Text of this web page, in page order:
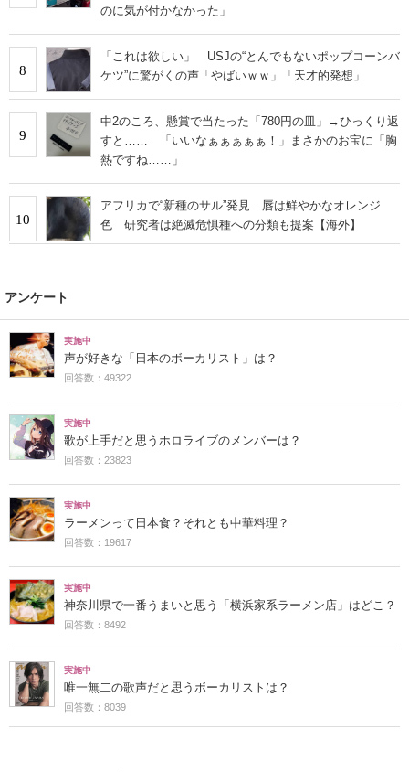
のに気が付かなかった」
8
「これは欲しい」 USJの“とんでもないポップコーンバ
ケツ”に驚がくの声「やばいｗｗ」「天才的発想」
9
中2のころ、懸賞で当たった「780円の皿」→ひっくり返
すと…… 「いいなぁぁぁぁぁ！」まさかのお宝に「胸
熱ですね……」
10
アフリカで“新種のサル”発見 唇は鮮やかなオレンジ
色 研究者は絶滅危惧種への分類も提案【海外】
アンケート
実施中
声が好きな「日本のボーカリスト」は？
回答数：49322
実施中
歌が上手だと思うホロライブのメンバーは？
回答数：23823
実施中
ラーメンって日本食？それとも中華料理？
回答数：19617
実施中
神奈川県で一番うまいと思う「横浜家系ラーメン店」はどこ？
回答数：8492
実施中
唯一無二の歌声だと思うボーカリストは？
回答数：8039